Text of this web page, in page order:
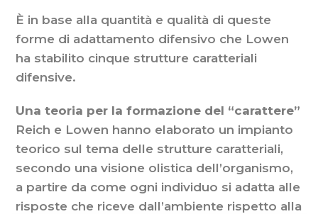
È in base alla quantità e qualità di queste
forme di adattamento difensivo che Lowen
ha stabilito cinque strutture caratteriali
difensive.
Una teoria per la formazione del “carattere”
Reich e Lowen hanno elaborato un impianto
teorico sul tema delle strutture caratteriali,
secondo una visione olistica dell’organismo,
a partire da come ogni individuo si adatta alle
risposte che riceve dall’ambiente rispetto alla